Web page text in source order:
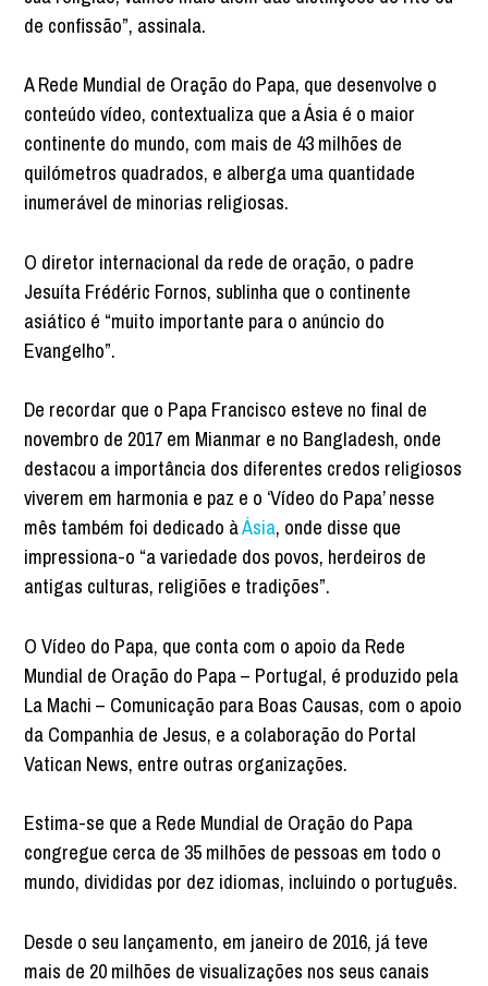
de confissão”, assinala.
A Rede Mundial de Oração do Papa, que desenvolve o
conteúdo vídeo, contextualiza que a Ásia é o maior
continente do mundo, com mais de 43 milhões de
quilómetros quadrados, e alberga uma quantidade
inumerável de minorias religiosas.
O diretor internacional da rede de oração, o padre
Jesuíta Frédéric Fornos, sublinha que o continente
asiático é “muito importante para o anúncio do
Evangelho”.
De recordar que o Papa Francisco esteve no final de
novembro de 2017 em Mianmar e no Bangladesh, onde
destacou a importância dos diferentes credos religiosos
viverem em harmonia e paz e o ‘Vídeo do Papa’ nesse
mês também foi dedicado àÁsia, onde disse que
impressiona-o “a variedade dos povos, herdeiros de
antigas culturas, religiões e tradições”.
O Vídeo do Papa, que conta com o apoio da Rede
Mundial de Oração do Papa – Portugal, é produzido pela
La Machi – Comunicação para Boas Causas, com o apoio
da Companhia de Jesus, e a colaboração do Portal
Vatican News, entre outras organizações.
Estima-se que a Rede Mundial de Oração do Papa
congregue cerca de 35 milhões de pessoas em todo o
mundo, divididas por dez idiomas, incluindo o português.
Desde o seu lançamento, em janeiro de 2016, já teve
mais de 20 milhões de visualizações nos seus canais